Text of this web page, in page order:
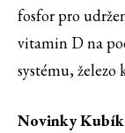
fosfor pro
vitamin D na
systému, železo
Novinky Kubík